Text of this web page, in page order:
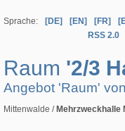
Sprache: [DE] [EN] [FR]
RSS 2.0
Raum '2/3
Angebot 'Raum' von
Mittenwalde / Mehrzweckhalle